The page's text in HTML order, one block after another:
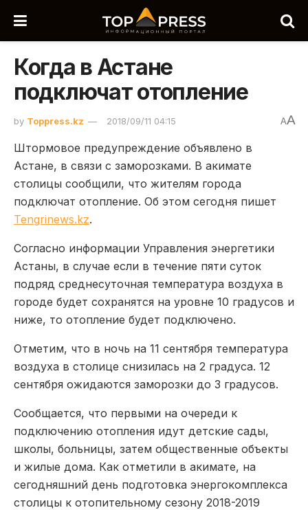
Когда в Астане
подключат отопление
by Toppress.kz 2018/09/11 04:15 AA
Штормовое предупреждение объявлено в
Астане, в связи с заморозками. В акимате
столицы сообщили, что жителям города
подключат отопление. Об этом сегодня пишет
Tengrinews.kz.
Согласно информации Управления энергетики
Астаны, в случае если в течение пяти суток
подряд среднесуточная температура воздуха в
городе будет сохранятся на уровне 10 градусов и
ниже, то отопление будет подключено.
Отметим, что в ночь на 11 сентября температура
воздуха в столице снизилась на 2 градуса. 12
сентября ожидаются заморозки до 3 градусов.
Сообщается, что первыми на очереди к
подключению отопления идут детские сады,
школы, больницы, затем общественные объекты
и жилые дома. Как отметили в акимате, на
сегодняшний день подготовка энергокомплекса
столицы к отопительному сезону 2018-2019